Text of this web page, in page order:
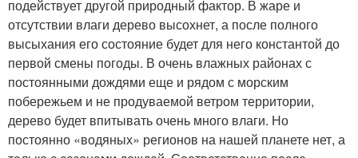
подействует другой природный фактор. В жаре и
отсутствии влаги дерево высохнет, а после полного
высыхания его состояние будет для него константой до
первой смены погоды. В очень влажных районах с
постоянными дождями еще и рядом с морским
побережьем и не продуваемой ветром территории,
дерево будет впитывать очень много влаги. Но
постоянно «водяных» регионов на нашей планете нет, а